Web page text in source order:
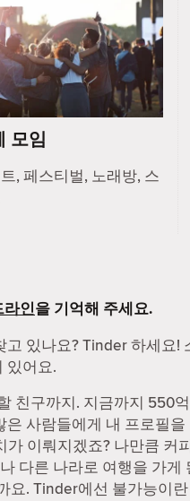
모임
, 페스티벌, 노래방, 스
라인을 기억해 주세요.
있나요? Tinder 하세요!
있어요.
친구까지. 지금까지 550
사람들에게 내 프로필
이뤄지겠죠? 나만큼 커
다른 나라로 여행을 가
요. Tinder에선 불가능이